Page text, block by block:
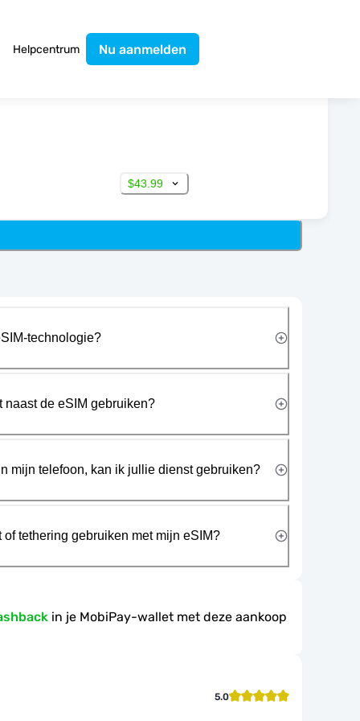
Helpcentrum Nu aanmelden
$43.99
technologie?
naast de eSIM gebruiken?
mijn telefoon, kan ik jullie dienst gebruiken?
tethering gebruiken met mijn eSIM?
in je MobiPay-wallet met deze aankoop
5.0